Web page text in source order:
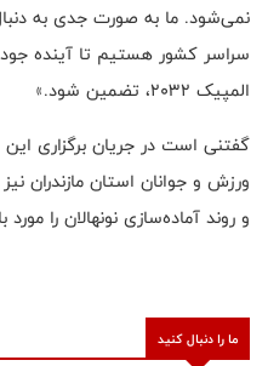
نمی‌شود. ما به صورت جدی به
سراسر کشور هستیم تا آینده
المپیک ۲۰۳۲، تضمین شود.»
گفتنی است در جریان برگزاری این
ورزش و جوانان استان مازندران
و روند آماده‌سازی نونهالان را مورد
ما را دنبال کنید